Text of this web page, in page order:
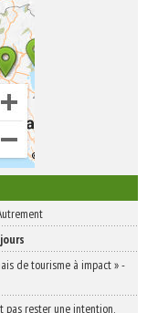
de tourisme à impact »-
rester une intention,